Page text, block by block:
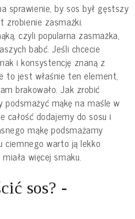
sprawienie, by sos był gęstszy
zrobienie zasmażki.
czyli popularna zasmażka,
babć. Jeśli chcecie
i konsystencję znaną z
to jest właśnie ten element,
brakowało. Jak zrobić
podsmażyć mąkę na maśle w
całość dodajemy do sosu i
mąkę podsmażamy
ciemnego warto ją lekko
więcej smaku.
sos? -